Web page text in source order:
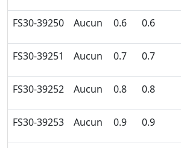
FS30-39250 Aucun 0.6 0.6
FS30-39251 Aucun 0.7 0.7
FS30-39252 Aucun 0.8 0.8
FS30-39253 Aucun 0.9 0.9